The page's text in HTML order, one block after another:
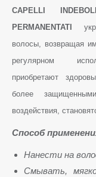
CAPELLI
PERMANENTATI
волосы, возвращая
регулярном
приобретают
более
воздействия,
Способ
Нанести на
Смывать,